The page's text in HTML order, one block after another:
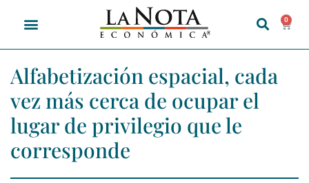
0
Alfabetización espacial, cada
vez más cerca de ocupar el
lugar de privilegio que le
corresponde